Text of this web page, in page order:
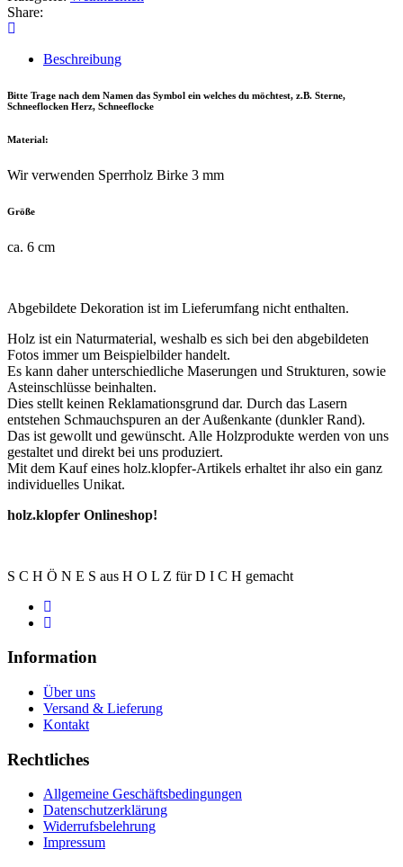
Share:
Beschreibung
Bitte Trage nach dem Namen das Symbol ein welches du möchtest, z.B. Sterne,
Schneeflocken Herz, Schneeflocke
Material:
Wir verwenden Sperrholz Birke 3 mm
Größe
ca. 6 cm
Abgebildete Dekoration ist im Lieferumfang nicht enthalten.
Holz ist ein Naturmaterial, weshalb es sich bei den abgebildeten
Fotos immer um Beispielbilder handelt.
Es kann daher unterschiedliche Maserungen und Strukturen, sowie
Asteinschlüsse beinhalten.
Dies stellt keinen Reklamationsgrund dar. Durch das Lasern
entstehen Schmauchspuren an der Außenkante (dunkler Rand).
Das ist gewollt und gewünscht. Alle Holzprodukte werden von uns
gestaltet und direkt bei uns produziert.
Mit dem Kauf eines holz.klopfer-Artikels erhaltet ihr also ein ganz
individuelles Unikat.
holz.klopfer Onlineshop!
S C H Ö N E S aus H O L Z für D I C H gemacht
Information
Über uns
Versand & Lieferung
Kontakt
Rechtliches
Allgemeine Geschäftsbedingungen
Datenschutzerklärung
Widerrufsbelehrung
Impressum